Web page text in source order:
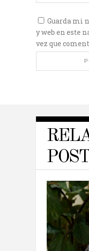
Guarda mi
y web en este
vez que